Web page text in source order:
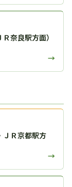
奈良駅方面）
→
Ｒ京都駅方
→